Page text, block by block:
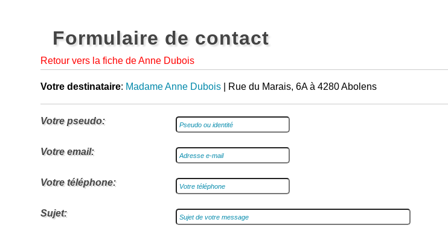
Formulaire de contact
Retour vers la fiche de Anne Dubois
Votre destinataire: Madame Anne Dubois | Rue du Marais, 6A à 4280 Abolens
Votre pseudo:
Votre email:
Votre téléphone:
Sujet: